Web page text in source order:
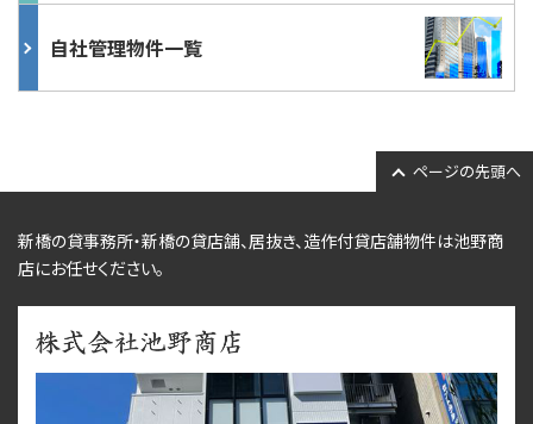
自社管理物件一覧
ページの先頭へ
新橋の貸事務所・新橋の貸店舗、居抜き、造作付貸店舗物件は池野商
店にお任せください。